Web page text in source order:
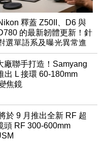
釋蓋 Z50II、D6 與
的最新韌體更新！針
選單語系及曝光異常進
修復
廠聯手打造！Samyang
出 L 接環 60-180mm
焦鏡
於 9 月推出全新 RF 超
頭 RF 300-600mm